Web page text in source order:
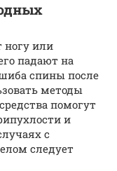
ногу или
падают на
спины после
методы
помогут
и
с
следует